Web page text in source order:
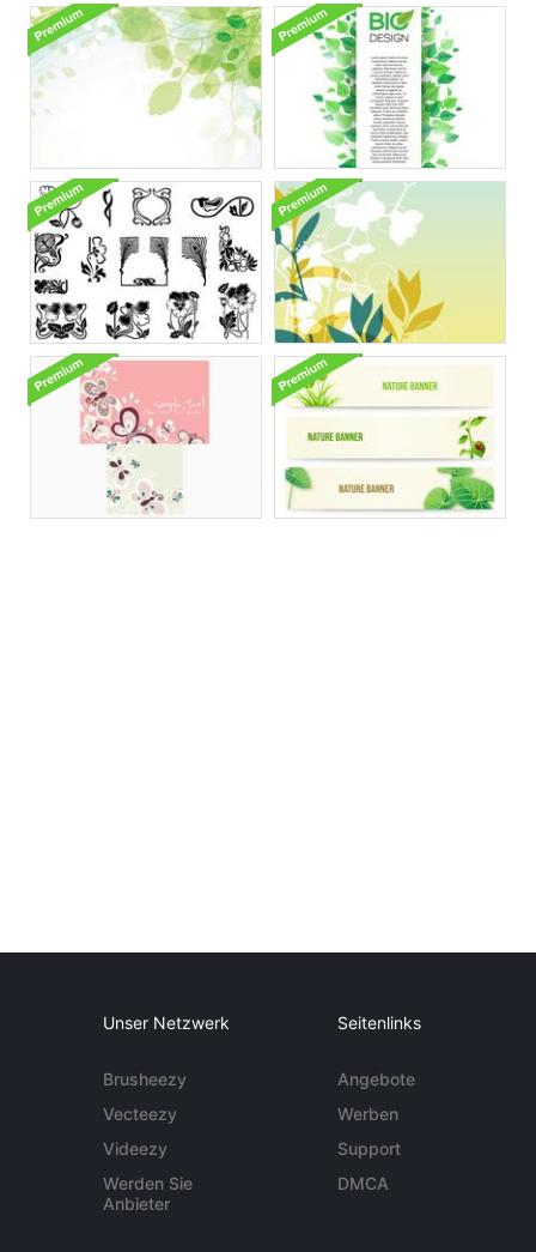
Unser Netzwerk
Brusheezy
Vecteezy
Videezy
Werden Sie
Anbieter
Seitenlinks
Angebote
Werben
Support
DMCA